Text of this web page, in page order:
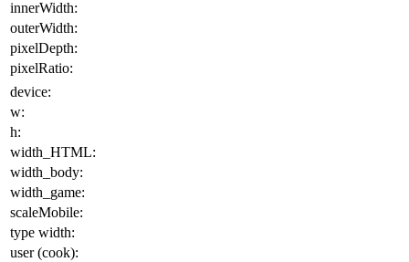
innerWidth:
outerWidth:
pixelDepth:
pixelRatio:
device:
w:
h:
width_HTML:
width_body:
width_game:
scaleMobile:
type width:
user (cook):